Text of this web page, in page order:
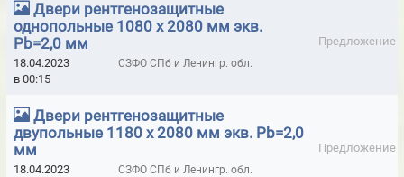
ОРОСИТЕЛИ СКРЫТЫЕ
ОРОСИТЕЛИ СПЕЦИАЛЬНЫЕ
ОРОСИТЕЛИ СПРИНКЛЕРНЫЕ ДИНАРМ
ОРОСИТЕЛИ ТОНКОРАСПЫЛЕННОЙ ВОДЫ "АКВА-ГЕФЕСТ"
ОРОСИТЕЛИ УНИВЕРСАЛЬНЫЕ
ПЕНА МОНТАЖНАЯ GOLDIFOAM
ПЕНА МОНТАЖНАЯ HILTI
ПЕНА МОНТАЖНАЯ ISO-CHEMICALS
Двери рентгенозащитные
однопольные 1080 х 2080 мм экв.
Pb=2,0 мм
Предложение
18.04.2023
в 00:15
СЗФО СПб и Ленингр. обл.
Двери рентгенозащитные
двупольные 1180 х 2080 мм экв. Pb=2,0
мм
Предложение
18.04.2023
СЗФО СПб и Ленингр. обл.